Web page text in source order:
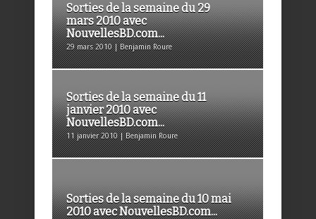
Sorties de la semaine du 29
mars 2010 avec
NouvellesBD.com...
29 mars 2010 | Benjamin Roure
Sorties de la semaine du 11
janvier 2010 avec
NouvellesBD.com...
11 janvier 2010 | Benjamin Roure
Sorties de la semaine du 10 mai
2010 avec NouvellesBD.com...